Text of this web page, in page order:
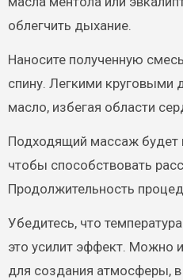
облегчить дыхание.
Наносите полученную
спину. Легкими круговыми
масло, избегая области
Подходящий массаж будет
чтобы способствовать
Продолжительность
Убедитесь, что
это усилит эффект. Можно
для создания атмосферы,